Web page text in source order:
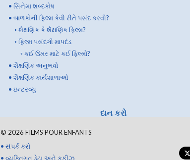
દાન કરો
• સિનેમા શબ્દકોષ
• બાળકોની ફિલ્મ કેવી રીતે પસંદ કરવી?
◦ શૈક્ષણિક કે શૈક્ષણિક ફિલ્મ?
◦ ફિલ્મ પસંદગી માપદંડ
◦ કઈ ઉંમર માટે કઈ ફિલ્મો?
• શૈક્ષણિક અનુભવો
• શૈક્ષણિક કાર્યશાળાઓ
• ઇન્ટરવ્યુ
© 2026 FILMS POUR ENFANTS
• સંપર્ક કરો
• વ્યક્તિગત ડેટા અને કૂકીઝ